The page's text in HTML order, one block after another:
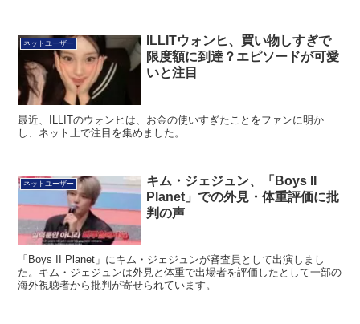
ネットユーザー
ILLITウォンヒ、買い物しすぎで
限度額に到達？エピソードが可愛
いと注目
最近、ILLITのウォンヒは、お金の使いすぎたことをファンに明か
し、ネット上で注目を集めました。
ネットユーザー
キム・ジェジュン、「Boys II
Planet」での外見・体重評価に批
判の声
「Boys II Planet」にキム・ジェジュンが審査員として出演しまし
た。キム・ジェジュンは外見と体重で出場者を評価したとして一部の
海外視聴者から批判が寄せられています。